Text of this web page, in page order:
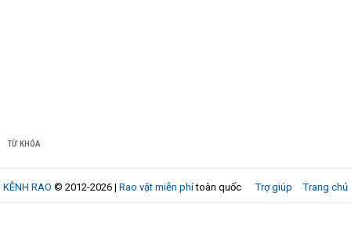
TỪ KHÓA
Trợ giúp Trang chủ
KÊNH RAO © 2012-2026 | Rao vặt miễn phítoàn quốc